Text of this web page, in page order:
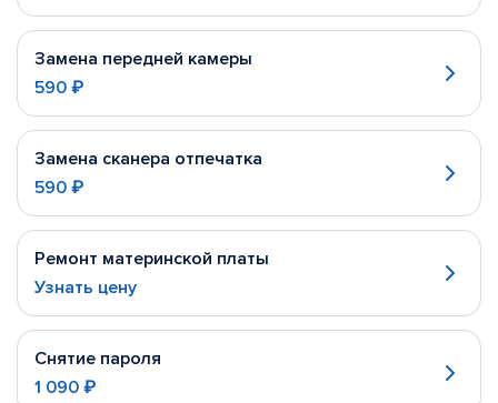
Замена передней камеры
590 ₽
Замена сканера отпечатка
590 ₽
Ремонт материнской платы
Узнать цену
Снятие пароля
1 090 ₽